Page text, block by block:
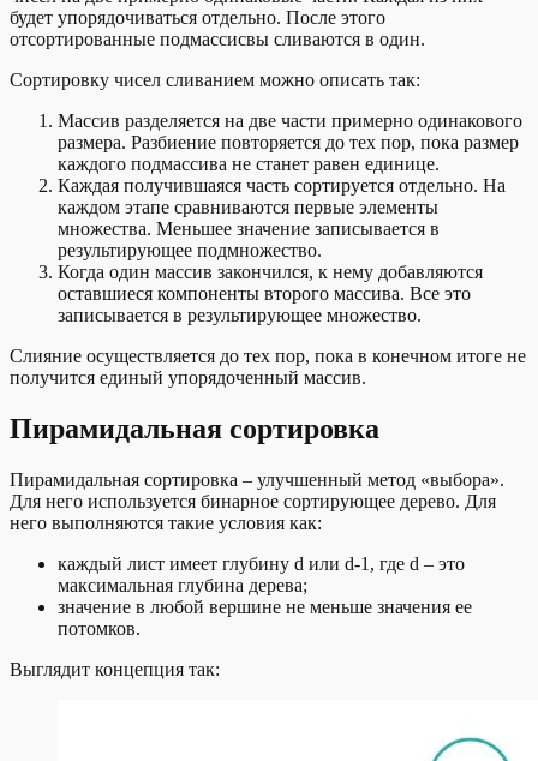
будет упорядочиваться отдельно. После этого
отсортированные подмассисвы сливаются в один.
Сортировку чисел сливанием можно описать так:
Массив разделяется на две части примерно одинакового
размера. Разбиение повторяется до тех пор, пока размер
каждого подмассива не станет равен единице.
Каждая получившаяся часть сортируется отдельно. На
каждом этапе сравниваются первые элементы
множества. Меньшее значение записывается в
результирующее подмножество.
Когда один массив закончился, к нему добавляются
оставшиеся компоненты второго массива. Все это
записывается в результирующее множество.
Слияние осуществляется до тех пор, пока в конечном итоге не
получится единый упорядоченный массив.
Пирамидальная сортировка
Пирамидальная сортировка – улучшенный метод «выбора».
Для него используется бинарное сортирующее дерево. Для
него выполняются такие условия как:
каждый лист имеет глубину d или d-1, где d – это
максимальная глубина дерева;
значение в любой вершине не меньше значения ее
потомков.
Выглядит концепция так: